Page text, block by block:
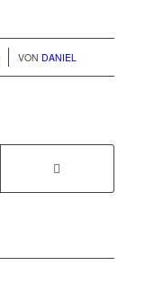
VON DANIEL